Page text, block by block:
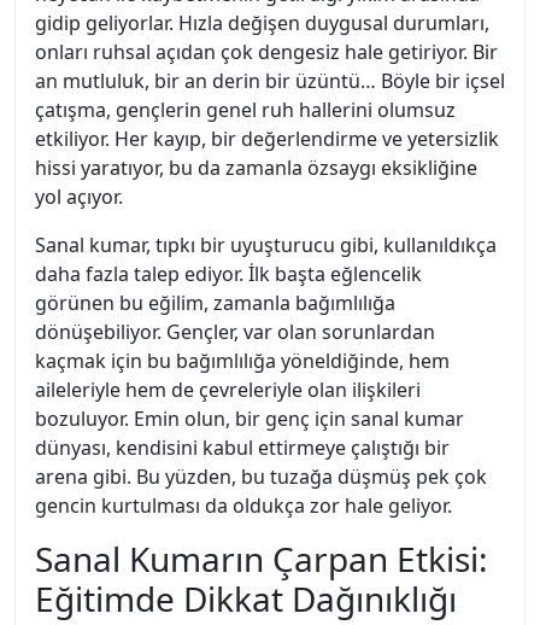
gidip geliyorlar. Hızla değişen duygusal durumları,
onları ruhsal açıdan çok dengesiz hale getiriyor. Bir
an mutluluk, bir an derin bir üzüntü… Böyle bir içsel
çatışma, gençlerin genel ruh hallerini olumsuz
etkiliyor. Her kayıp, bir değerlendirme ve yetersizlik
hissi yaratıyor, bu da zamanla özsaygı eksikliğine
yol açıyor.
Sanal kumar, tıpkı bir uyuşturucu gibi, kullanıldıkça
daha fazla talep ediyor. İlk başta eğlencelik
görünen bu eğilim, zamanla bağımlılığa
dönüşebiliyor. Gençler, var olan sorunlardan
kaçmak için bu bağımlılığa yöneldiğinde, hem
aileleriyle hem de çevreleriyle olan ilişkileri
bozuluyor. Emin olun, bir genç için sanal kumar
dünyası, kendisini kabul ettirmeye çalıştığı bir
arena gibi. Bu yüzden, bu tuzağa düşmüş pek çok
gencin kurtulması da oldukça zor hale geliyor.
Sanal Kumarın Çarpan Etkisi:
Eğitimde Dikkat Dağınıklığı